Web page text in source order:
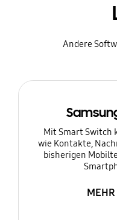
Andere
Mit Smart Switch
wie Kontakte,
bisherigen